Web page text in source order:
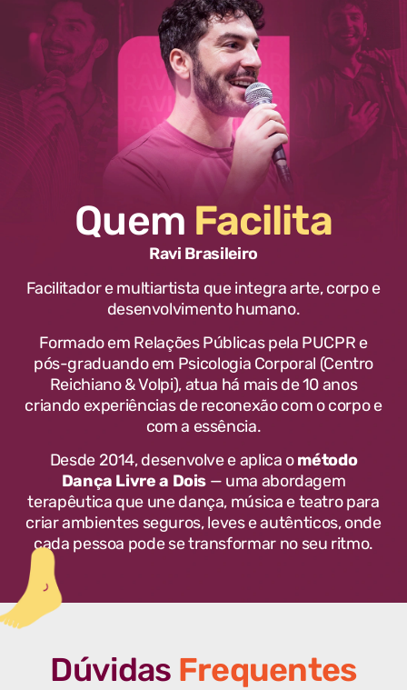
Quem Facilita
Ravi Brasileiro
Facilitador e multiartista que integra arte, corpo e
desenvolvimento humano.
Formado em Relações Públicas pela PUCPR e
pós-graduando em Psicologia Corporal (Centro
Reichiano & Volpi), atua há mais de 10 anos
criando experiências de reconexão com o corpo e
com a essência.
Desde 2014, desenvolve e aplica ométodo
Dança Livre a Dois — uma abordagem
terapêutica que une dança, música e teatro para
criar ambientes seguros, leves e autênticos, onde
cada pessoa pode se transformar no seu ritmo.
Dúvidas Frequentes